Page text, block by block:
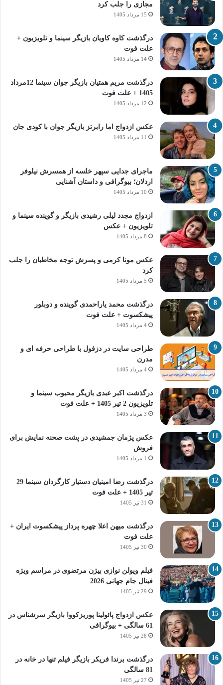
مجازی را جلب کرد
15 مرداد 1405
درگذشت کاوه کاویان بازیگر سینما و تلویزیون +
علت فوت
14 مرداد 1405
درگذشت مریم همتیان بازیگر جوان سینما 12مرداد
1405 + علت فوت
12 مرداد 1405
عکس ازدواج اما رابرتز بازیگر جوان با کودی جان
11 مرداد 1405
ماجرای جدایی سپهر خلسه از همسرش نیلوفر
اردلان؛ بیوگرافی و داستان آشنایی
10 مرداد 1405
ازدواج مجدد لیلی رشیدی بازیگر و گوینده سینما و
تلویزیون + عکس
8 مرداد 1405
عکس مونا کرمی و پسرش توجه مخاطبان را جلب
کرد
5 مرداد 1405
درگذشت محمد یاراحمدی گوینده و دوبلور
پیشکسوت + علت فوت
4 مرداد 1405
طراحی سایت در دزفول با طراحی حرفه‌ ای و
مدرن
4 مرداد 1405
درگذشت اکبر عبدی بازیگر محبوب سینما و
تلویزیون 2 تیر 1405 + علت فوت
3 مرداد 1405
عکس پژمان جمشیدی در پشت صحنه نمایش برای
فروش
1 مرداد 1405
درگذشت رضا امینیان دستیار کارگردان سینما 29
تیر 1405 + علت فوت
31 تیر 1405
درگذشت میهن اعلا چهره پرداز پیشکسوت ایران +
علت فوت
30 تیر 1405
فیلم ویولن نوازی بیژن مرتضوی در مراسم ویژه
فینال جام جهانی 2026
29 تیر 1405
عکس ازدواج پائولینا پوریزکووا بازیگر سرشناس در
61 سالگی + بیوگرافی
28 تیر 1405
درگذشت برندا فریکر بازیگر فیلم تنها در خانه در
81 سالگی
27 تیر 1405